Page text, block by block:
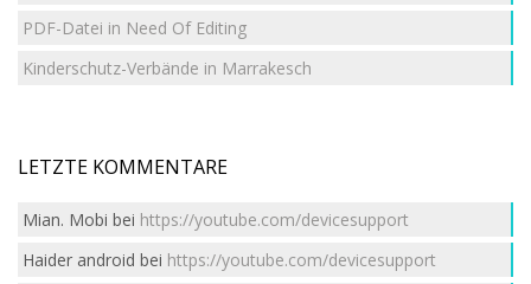
PDF-Datei in Need Of Editing
Kinderschutz-Verbände in Marrakesch
LETZTE KOMMENTARE
Mian. Mobi bei https://youtube.com/devicesupport
Haider android bei https://youtube.com/devicesupport